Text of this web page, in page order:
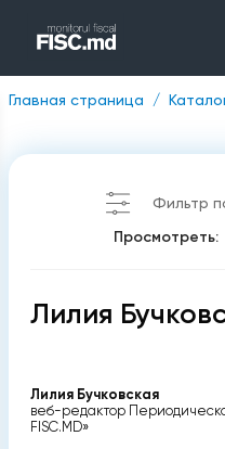
Главная страница
Фильтр
Просмотреть:
Лилия
Лилия Бучковская
веб-редактор
FISC.MD»